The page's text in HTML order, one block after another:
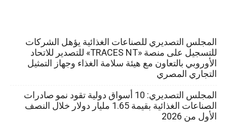
المجلس التصديري للصناعات الغذائية يؤهل الشركات
للتسجيل على منصة «TRACES NT» للتصدير للاتحاد
الأوروبي بالتعاون مع هيئة سلامة الغذاء وجهاز التمثيل
التجاري المصري
المجلس التصديري: 10 أسواق دولية تقود نمو صادرات
الصناعات الغذائية بقيمة 1.65 مليار دولار خلال النصف
الأول من 2026